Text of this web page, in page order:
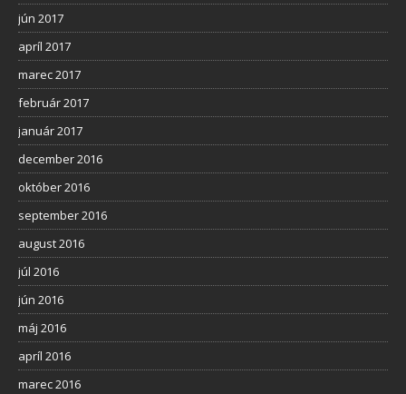
jún 2017
apríl 2017
marec 2017
február 2017
január 2017
december 2016
október 2016
september 2016
august 2016
júl 2016
jún 2016
máj 2016
apríl 2016
marec 2016